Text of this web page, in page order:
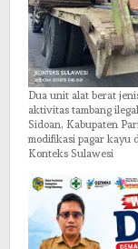
Dua unit alat berat
aktivitas tambang
Sidoan, Kabupaten
modifikasi pagar kayu
Konteks Sulawesi